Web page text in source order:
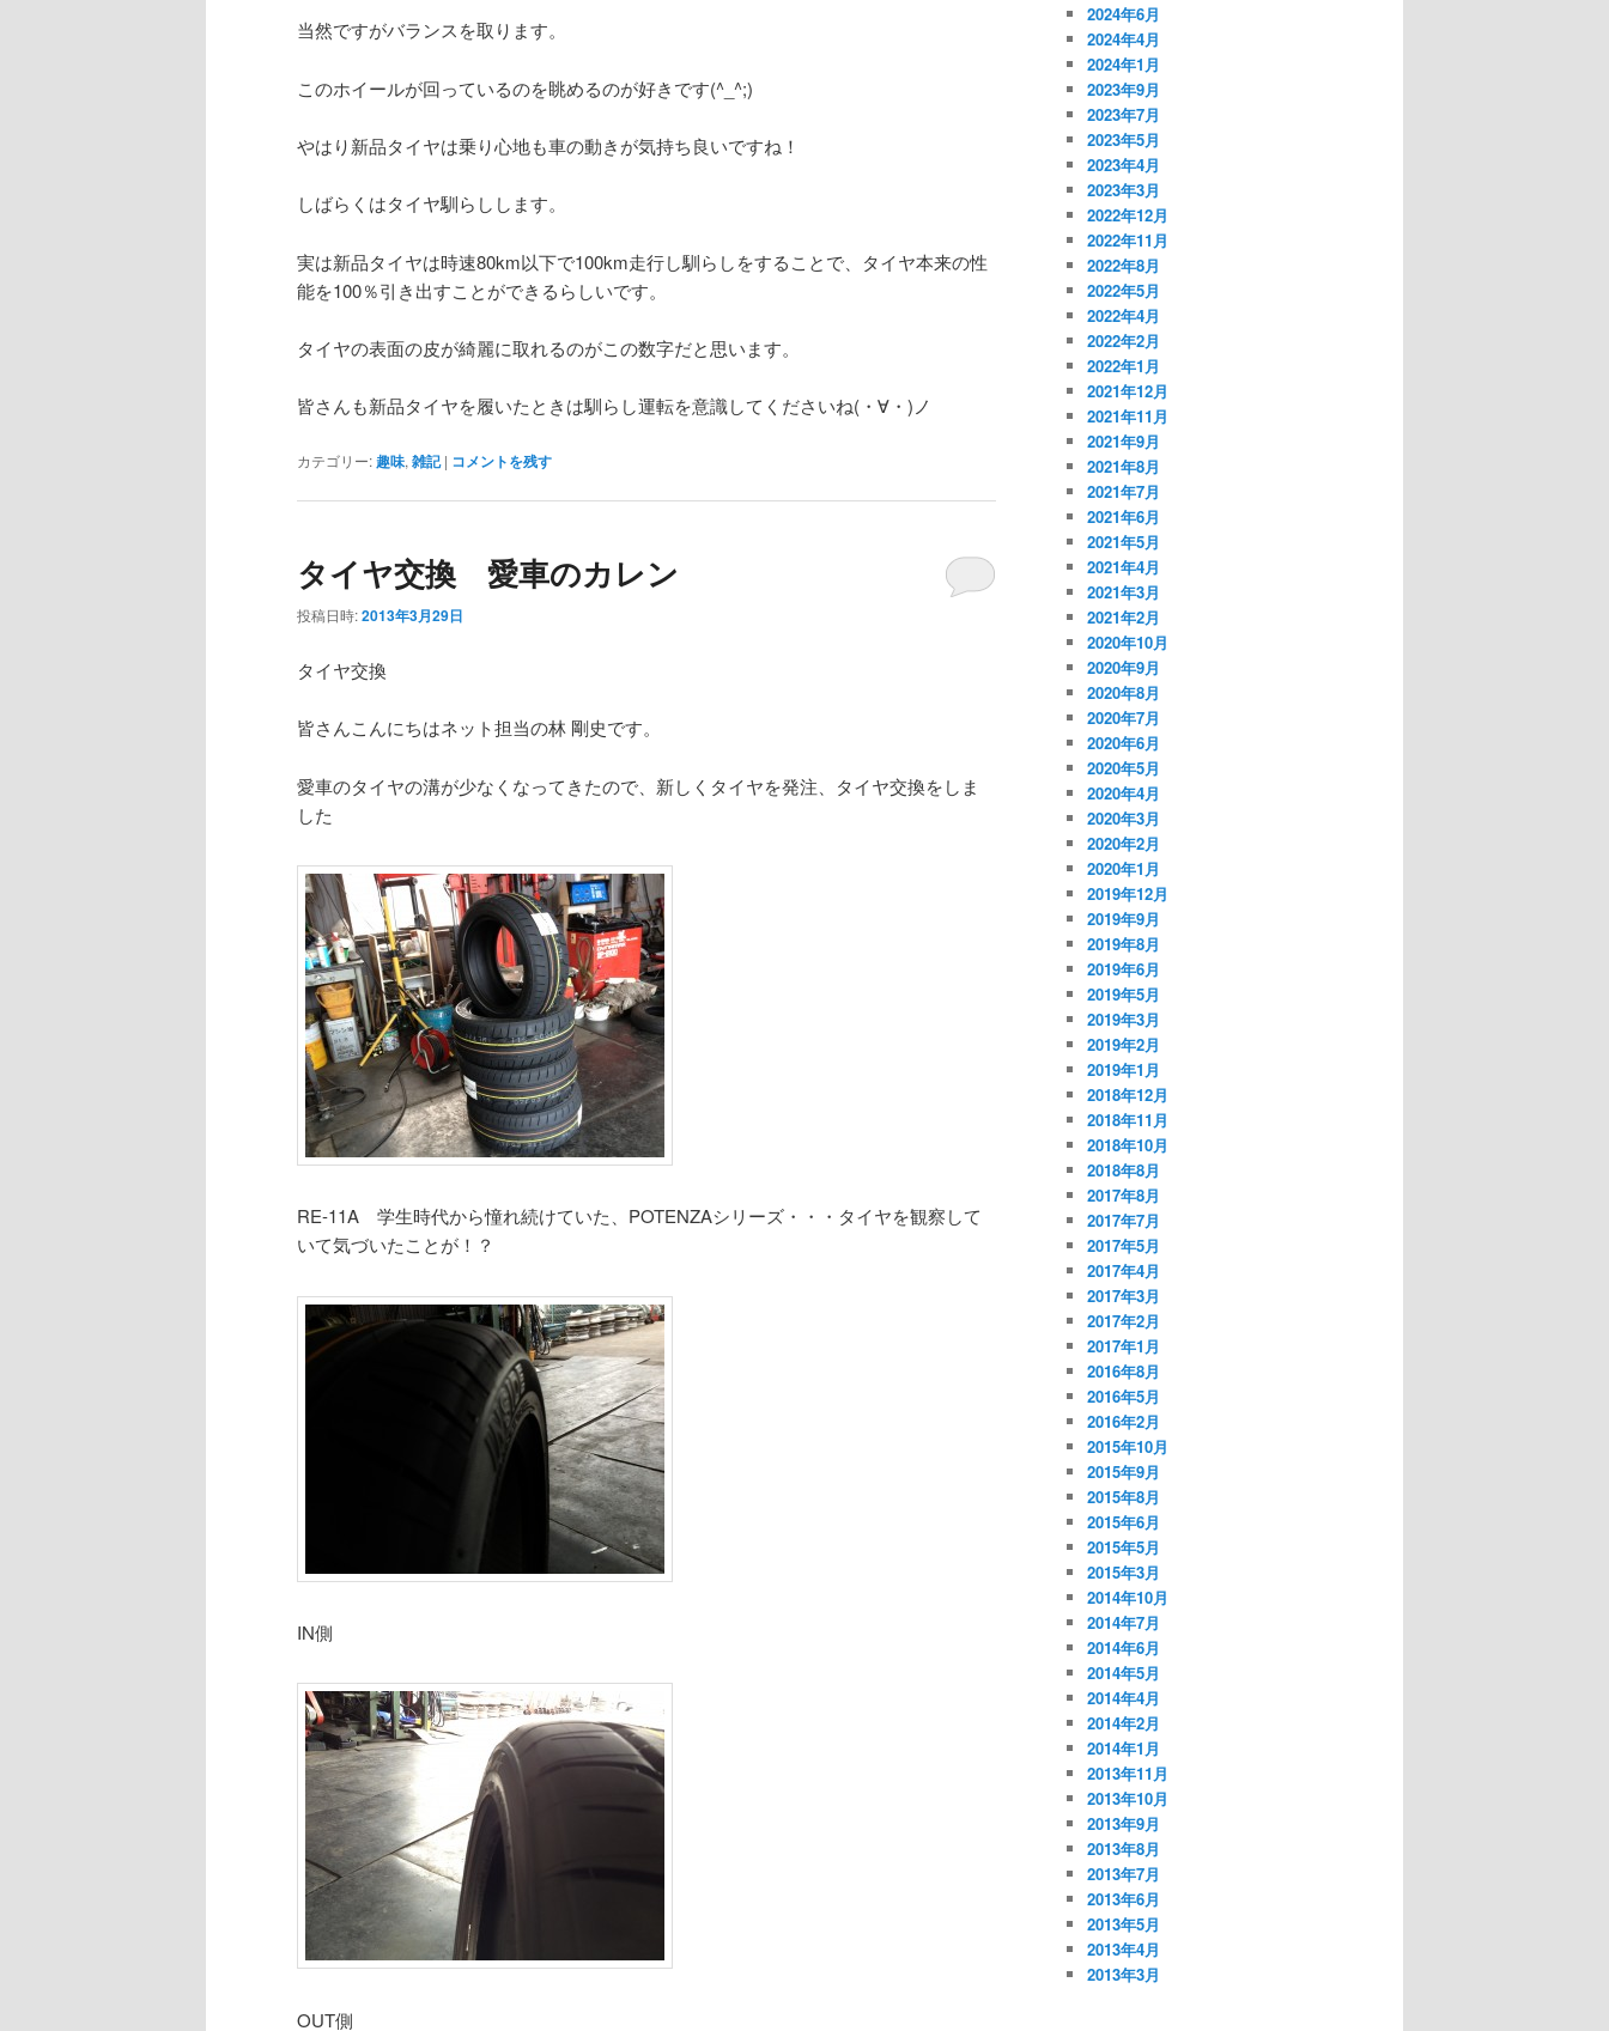
当然ですがバランスを取ります。
このホイールが回っているのを眺めるのが好きです(^_^;)
やはり新品タイヤは乗り心地も車の動きが気持ち良いですね！
しばらくはタイヤ馴らしします。
実は新品タイヤは時速80km以下で100km走行し馴らしをすることで、タイヤ本来の性
能を100％引き出すことができるらしいです。
タイヤの表面の皮が綺麗に取れるのがこの数字だと思います。
皆さんも新品タイヤを履いたときは馴らし運転を意識してくださいね(・∀・)ノ
カテゴリー:趣味, 雑記 | コメントを残す
タイヤ交換 愛車のカレン
投稿日時:2013年3月29日
タイヤ交換
皆さんこんにちはネット担当の林 剛史です。
愛車のタイヤの溝が少なくなってきたので、新しくタイヤを発注、タイヤ交換をしま
した
RE-11A 学生時代から憧れ続けていた、POTENZAシリーズ・・・タイヤを観察して
いて気づいたことが！？
IN側
OUT側
2024年6月
2024年4月
2024年1月
2023年9月
2023年7月
2023年5月
2023年4月
2023年3月
2022年12月
2022年11月
2022年8月
2022年5月
2022年4月
2022年2月
2022年1月
2021年12月
2021年11月
2021年9月
2021年8月
2021年7月
2021年6月
2021年5月
2021年4月
2021年3月
2021年2月
2020年10月
2020年9月
2020年8月
2020年7月
2020年6月
2020年5月
2020年4月
2020年3月
2020年2月
2020年1月
2019年12月
2019年9月
2019年8月
2019年6月
2019年5月
2019年3月
2019年2月
2019年1月
2018年12月
2018年11月
2018年10月
2018年8月
2017年8月
2017年7月
2017年5月
2017年4月
2017年3月
2017年2月
2017年1月
2016年8月
2016年5月
2016年2月
2015年10月
2015年9月
2015年8月
2015年6月
2015年5月
2015年3月
2014年10月
2014年7月
2014年6月
2014年5月
2014年4月
2014年2月
2014年1月
2013年11月
2013年10月
2013年9月
2013年8月
2013年7月
2013年6月
2013年5月
2013年4月
2013年3月